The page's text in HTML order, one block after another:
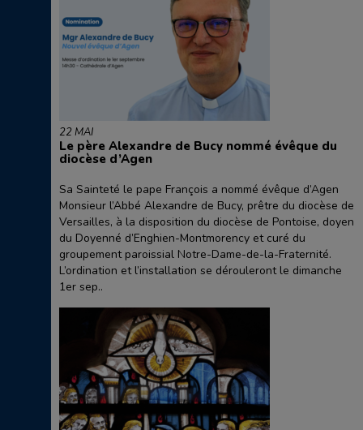
22 MAI
Le père Alexandre de Bucy nommé évêque du
diocèse d’Agen
Sa Sainteté le pape François a nommé évêque d’Agen
Monsieur l’Abbé Alexandre de Bucy, prêtre du diocèse de
Versailles, à la disposition du diocèse de Pontoise, doyen
du Doyenné d’Enghien-Montmorency et curé du
groupement paroissial Notre-Dame-de-la-Fraternité.
L’ordination et l’installation se dérouleront le dimanche
1er sep..